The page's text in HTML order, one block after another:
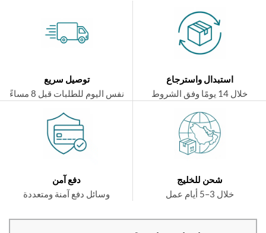
استبدال واسترجاع
توصيل سريع
نفس اليوم للطلبات قبل 8 مساءً
شحن للخليج
دفع آمن
وسائل دفع آمنة ومتعددة